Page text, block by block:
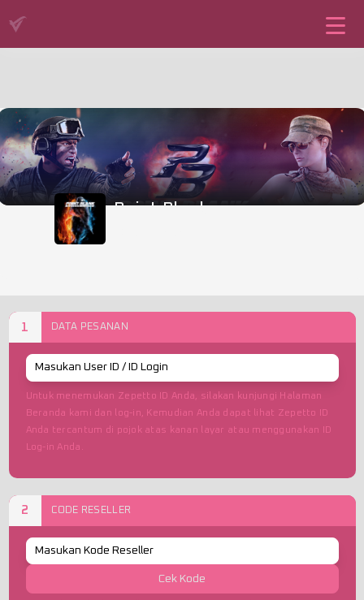
Point Blank
1 DATA PESANAN
Untuk menemukan Zepetto ID Anda, silakan kunjungi Halaman
Beranda kami dan log-in, Kemudian Anda dapat lihat Zepetto ID
Anda tercantum di pojok atas kanan layar atau menggunakan ID
Log-in Anda.
2 CODE RESELLER
Cek Kode